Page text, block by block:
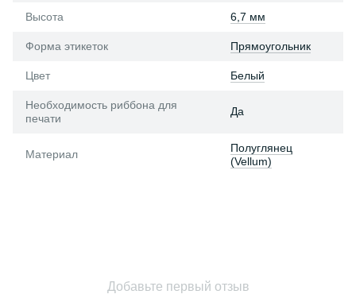
Высота 6,7 мм
Форма этикеток Прямоугольник
Цвет Белый
Необходимость риббона для
печати
Да
Материал
Полуглянец
(Vellum)
Добавьте первый отзыв